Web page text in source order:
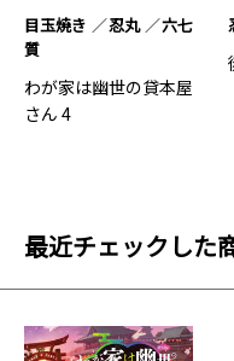
目玉焼き 忍丸
六七
質
わが家は幽世の貸本屋
さん 4
最近チェックした